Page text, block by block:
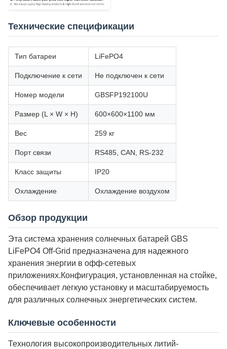
Технические спецификации
Тип батареи LiFePO4
Подключение к сети Не подключен к сети
Номер модели GBSFP192100U
Размер (L × W × H) 600×600×1100 мм
Вес 259 кг
Порт связи RS485, CAN, RS-232
Класс защиты IP20
Охлаждение Охлаждение воздухом
Обзор продукции
Эта система хранения солнечных батарей GBS
LiFePO4 Off-Grid предназначена для надежного
хранения энергии в офф-сетевых
приложениях.Конфигурация, установленная на стойке,
обеспечивает легкую установку и масштабируемость
для различных солнечных энергетических систем.
Ключевые особенности
Технология высокопроизводительных литий-